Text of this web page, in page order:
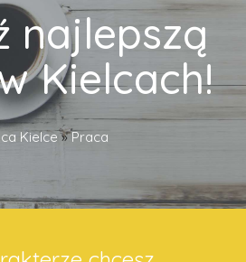
najlepszą
Kielcach!
Kielce»Praca